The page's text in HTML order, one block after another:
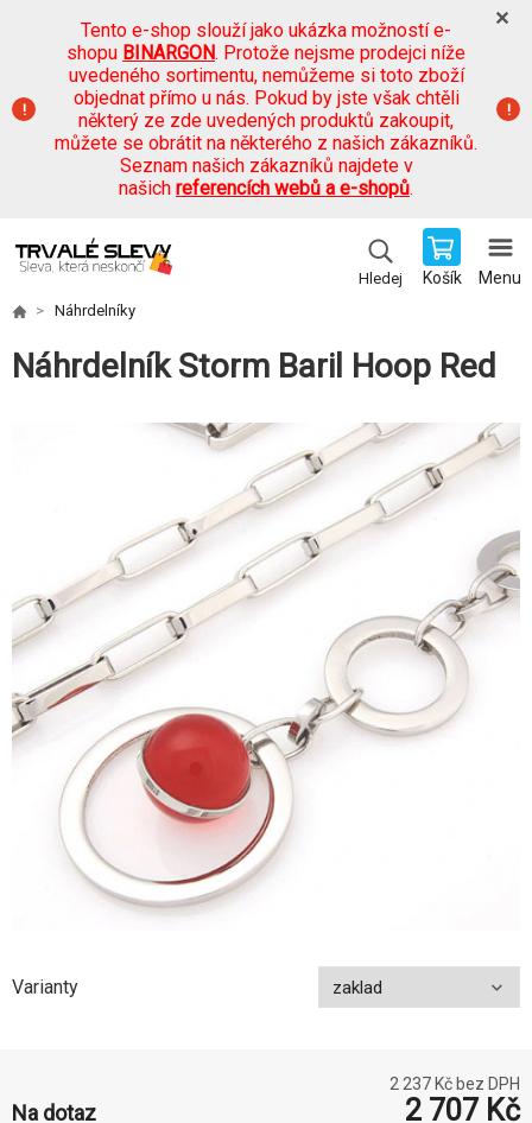
Tento e-shop slouží jako ukázka možností e-
shopu BINARGON. Protože nejsme prodejci níže
uvedeného sortimentu, nemůžeme si toto zboží
objednat přímo u nás. Pokud by jste však chtěli
některý ze zde uvedených produktů zakoupit,
můžete se obrátit na některého z našich zákazníků.
Seznam našich zákazníků najdete v
našich referencích webů a e-shopů.
Hledej Košík Menu
Náhrdelníky
Náhrdelník Storm Baril Hoop Red
Varianty
2 237 Kč bez DPH
Na dotaz 2 707 Kč